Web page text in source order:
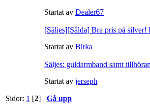
Startat av Dealer67
[Säljes][Sålda] Bra pris på silver!
Startat av Birka
Säljes: guldarmband samt
Startat av jerseph
Sidor: 1 [2] Gå upp